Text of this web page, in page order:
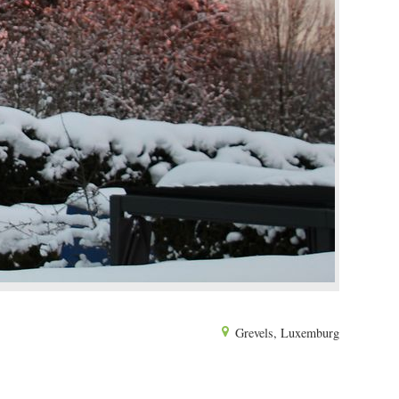
Grevels, Luxemburg